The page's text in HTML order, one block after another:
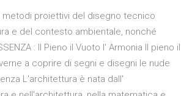
proiettivi del disegno tecnico
e del contesto ambientale, nonché
: Il Pieno il Vuoto l' Armonia Il pieno il
a coprire di segni e disegni le nude
L'architettura è nata dall'